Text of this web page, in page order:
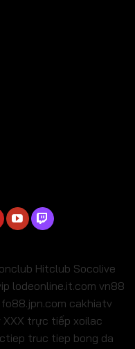
Hitclub Socolive
lodeonline.it.com vn88
fo88.jpn.com cakhiatv
XXX trực tiếp xoilac
truc tiep bong da